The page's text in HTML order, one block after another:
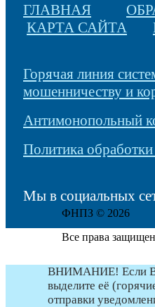
ГЛАВНАЯ
КАРТА САЙТА
Горячая линия
мошенничеству и
Антимонопольный
Политика
Мы в социальных
ФНПЗ © 2026
Все права
ВНИМАНИЕ! Если
выделите её
отправки